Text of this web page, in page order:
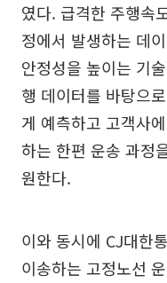
였다. 급격한 주행속
정에서 발생하는 데
안정성을 높이는 기
행 데이터를 바탕으
게 예측하고 고객사
하는 한편 운송 과정
원한다.
이와 동시에 CJ대한
이송하는 고정노선